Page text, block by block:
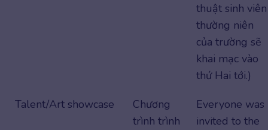
thuật sinh viên
thường niên
của trường sẽ
khai mạc vào
thứ Hai tới.)
Talent/Art showcase
Chương
trình trình
Everyone was
invited to the